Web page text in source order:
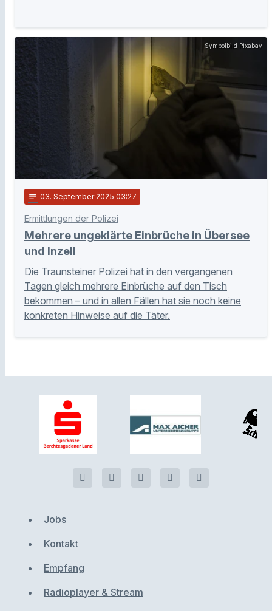
Symbolbild Pixabay
notes 03. September 2025 03:27
Ermittlungen der Polizei
Mehrere ungeklärte Einbrüche in Übersee
und Inzell
Die Traunsteiner Polizei hat in den vergangenen
Tagen gleich mehrere Einbrüche auf den Tisch
bekommen – und in allen Fällen hat sie noch keine
konkreten Hinweise auf die Täter.
Jobs
Kontakt
Empfang
Radioplayer & Stream